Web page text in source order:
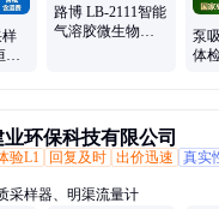
路博 LB-2111智能
气溶胶微生物采
泵
体
环保科技有限公司
验L1 回复及时 出价迅速
真实
采样器、明渠流量计